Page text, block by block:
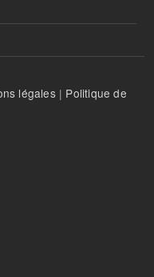
légales| Politique de